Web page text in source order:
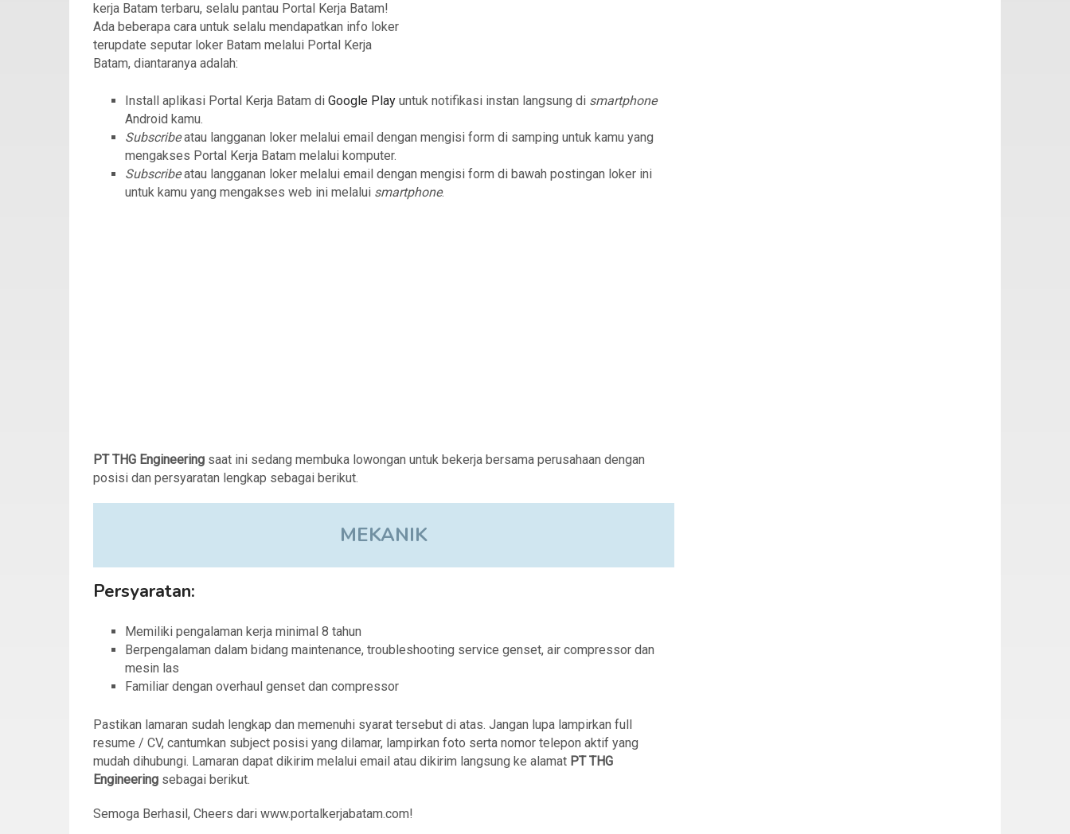
kerja Batam terbaru, selalu pantau Portal Kerja Batam!
Ada beberapa cara untuk selalu mendapatkan info loker
terupdate seputar loker Batam melalui Portal Kerja
Batam, diantaranya adalah:
Install aplikasi Portal Kerja Batam di Google Play untuk notifikasi instan langsung di smartphone
Android kamu.
Subscribeatau langganan loker melalui email dengan mengisi form di samping untuk kamu yang
mengakses Portal Kerja Batam melalui komputer.
Subscribeatau langganan loker melalui email dengan mengisi form di bawah postingan loker ini
untuk kamu yang mengakses web ini melalui smartphone.
PT THG Engineering saat ini sedang membuka lowongan untuk bekerja bersama perusahaan dengan
posisi dan persyaratan lengkap sebagai berikut.
MEKANIK
Persyaratan:
Memiliki pengalaman kerja minimal 8 tahun
Berpengalaman dalam bidang maintenance, troubleshooting service genset, air compressor dan
mesin las
Familiar dengan overhaul genset dan compressor
Pastikan lamaran sudah lengkap dan memenuhi syarat tersebut di atas. Jangan lupa lampirkan full
resume / CV, cantumkan subject posisi yang dilamar, lampirkan foto serta nomor telepon aktif yang
mudah dihubungi. Lamaran dapat dikirim melalui email atau dikirim langsung ke alamat PT THG
Engineering sebagai berikut.
Semoga Berhasil, Cheers dari www.portalkerjabatam.com!